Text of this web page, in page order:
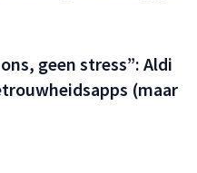
geen stress”: Aldi
(maar